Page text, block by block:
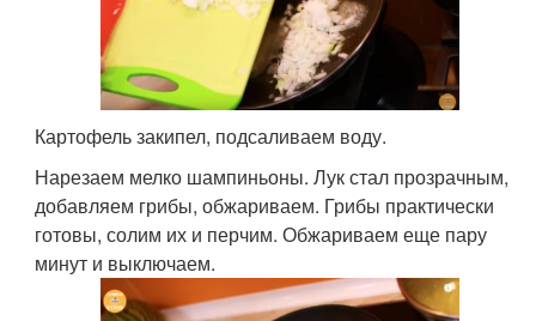
Картофель закипел, подсаливаем воду.
Нарезаем мелко шампиньоны. Лук стал прозрачным,
добавляем грибы, обжариваем. Грибы практически
готовы, солим их и перчим. Обжариваем еще пару
минут и выключаем.